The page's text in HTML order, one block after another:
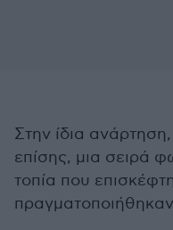
Στην ίδια
επίσης, μια σειρά
τοπία που